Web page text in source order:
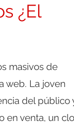
¿El
masivos de
web. La joven
del público
en venta, un